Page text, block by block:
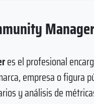
es el profesional
empresa o figura
y análisis de